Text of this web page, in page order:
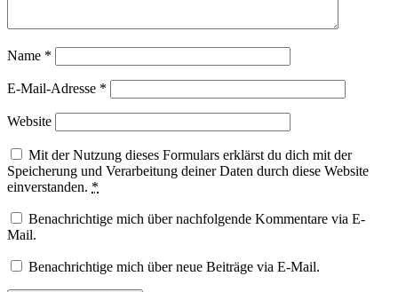
Name *
E-Mail-Adresse *
Website
Mit der Nutzung dieses Formulars erklärst du dich mit der
Speicherung und Verarbeitung deiner Daten durch diese Website
einverstanden. *
Benachrichtige mich über nachfolgende Kommentare via E-
Mail.
Benachrichtige mich über neue Beiträge via E-Mail.